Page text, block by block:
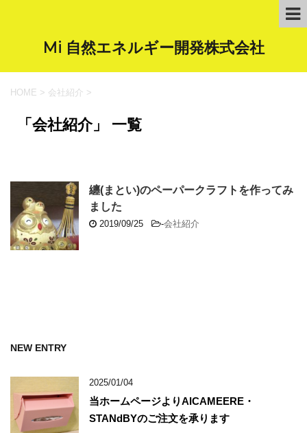
Mi 自然エネルギー開発株式会社
HOME > 会社紹介 >
「会社紹介」 一覧
纏(まとい)のペーパークラフトを作ってみ
ました
2019/09/25 -会社紹介
NEW ENTRY
2025/01/04
当ホームページよりAICAMEERE・
STANdBYのご注文を承ります